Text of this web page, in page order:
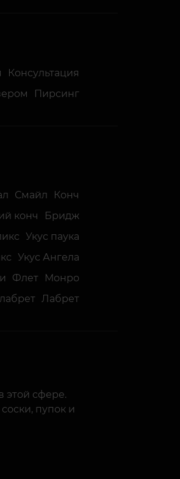
Консультация
Пирсинг
Смайл
Конч
конч
Бридж
Укус паука
Укус Ангела
Флет
Монро
Лабрет
этой сфере.
пупок и